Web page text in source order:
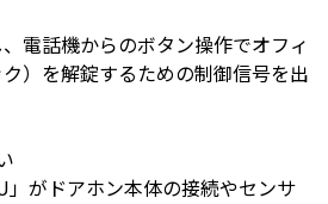
電話機からのボタン操作でオフィ
）を解錠するための制御信号を出
」がドアホン本体の接続やセンサ